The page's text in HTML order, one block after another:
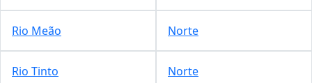
Rio Meão Norte
Rio Tinto Norte